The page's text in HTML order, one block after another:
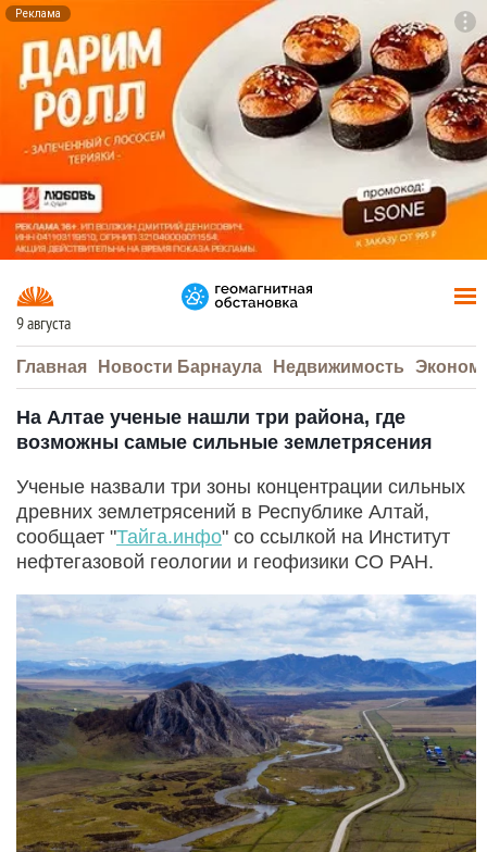
Реклама
9 августа
Главная Новости Барнаула Недвижимость
На Алтае ученые нашли три района, где
возможны самые сильные землетрясения
Ученые назвали три зоны концентрации сильных
древних землетрясений в Республике Алтай,
сообщает "Тайга.инфо" со ссылкой на Институт
нефтегазовой геолог​ии и геофизики СО РАН.